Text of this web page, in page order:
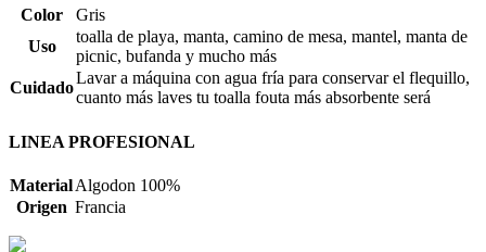
Color
Gris
Uso
toalla de playa, manta, camino de mesa, mantel, manta de
picnic, bufanda y mucho más
Cuidado
Lavar a máquina con agua fría para conservar el flequillo,
cuanto más laves tu toalla fouta más absorbente será
LINEA PROFESIONAL
MaterialAlgodon 100%
Origen Francia